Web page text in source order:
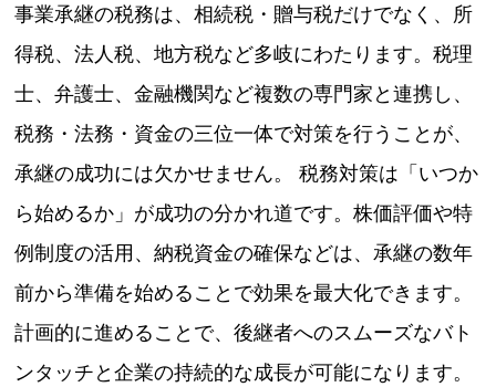
事業承継の税務は、相続税・贈与税だけでなく、所
得税、法人税、地方税など多岐にわたります。税理
士、弁護士、金融機関など複数の専門家と連携し、
税務・法務・資金の三位一体で対策を行うことが、
承継の成功には欠かせません。 税務対策は「いつか
ら始めるか」が成功の分かれ道です。株価評価や特
例制度の活用、納税資金の確保などは、承継の数年
前から準備を始めることで効果を最大化できます。
計画的に進めることで、後継者へのスムーズなバト
ンタッチと企業の持続的な成長が可能になります。